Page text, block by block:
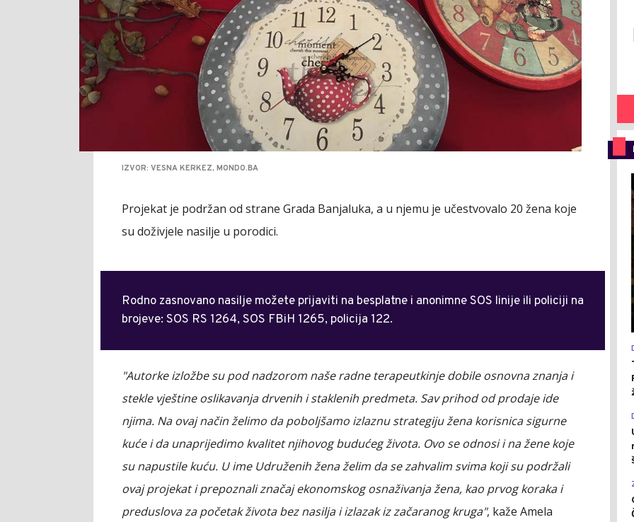
IZVOR: VESNA KERKEZ, MONDO.BA
Projekat je podržan od strane Grada Banjaluka, a u njemu je učestvovalo 20 žena koje
su doživjele nasilje u porodici.
Rodno zasnovano nasilje možete prijaviti na besplatne i anonimne SOS linije ili policiji na
brojeve: SOS RS 1264, SOS FBiH 1265, policija 122.
"Autorke izložbe su pod nadzorom naše radne terapeutkinje dobile osnovna znanja i
stekle vještine oslikavanja drvenih i staklenih predmeta. Sav prihod od prodaje ide
njima. Na ovaj način želimo da poboljšamo izlaznu strategiju žena korisnica sigurne
kuće i da unaprijedimo kvalitet njihovog budućeg života. Ovo se odnosi i na žene koje
su napustile kuću. U ime Udruženih žena želim da se zahvalim svima koji su podržali
ovaj projekat i prepoznali značaj ekonomskog osnaživanja žena, kao prvog koraka i
preduslova za početak života bez nasilja i izlazak iz začaranog kruga", kaže Amela